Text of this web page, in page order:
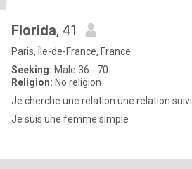
Florida, 41
Paris, Île-de-France, France
Seeking: Male 36 - 70
Religion: No religion
Je cherche une relation une relation suivi
Je suis une femme simple .